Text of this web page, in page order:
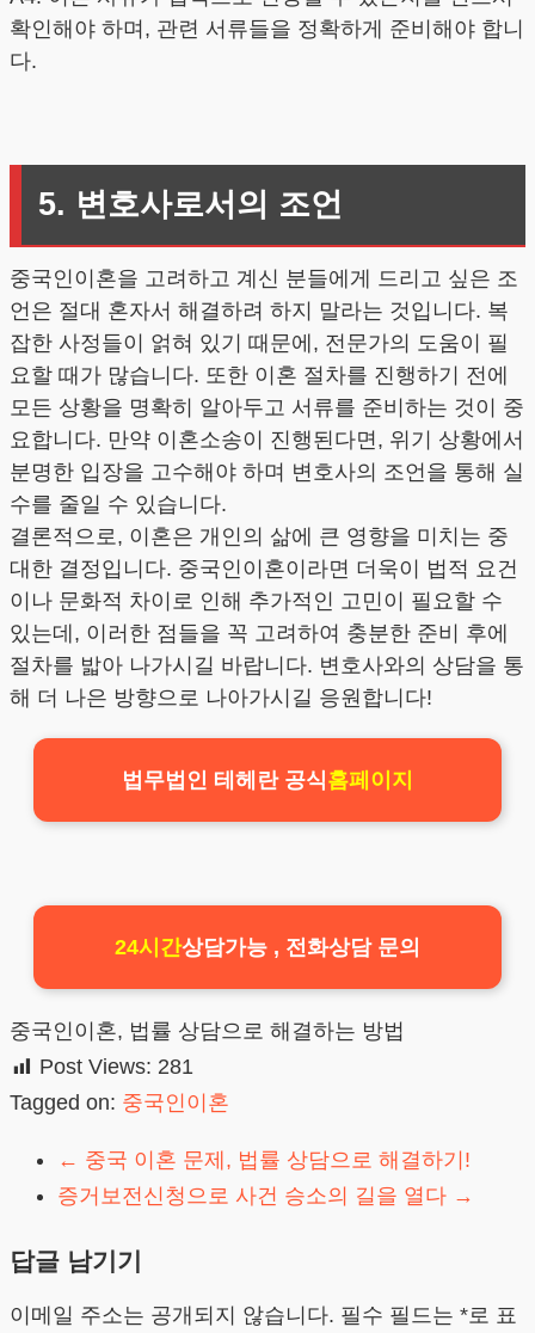
확인해야 하며, 관련 서류들을 정확하게 준비해야 합니
다.
5. 변호사로서의 조언
중국인이혼을 고려하고 계신 분들에게 드리고 싶은 조
언은 절대 혼자서 해결하려 하지 말라는 것입니다. 복
잡한 사정들이 얽혀 있기 때문에, 전문가의 도움이 필
요할 때가 많습니다. 또한 이혼 절차를 진행하기 전에
모든 상황을 명확히 알아두고 서류를 준비하는 것이 중
요합니다. 만약 이혼소송이 진행된다면, 위기 상황에서
분명한 입장을 고수해야 하며 변호사의 조언을 통해 실
수를 줄일 수 있습니다.
결론적으로, 이혼은 개인의 삶에 큰 영향을 미치는 중
대한 결정입니다. 중국인이혼이라면 더욱이 법적 요건
이나 문화적 차이로 인해 추가적인 고민이 필요할 수
있는데, 이러한 점들을 꼭 고려하여 충분한 준비 후에
절차를 밟아 나가시길 바랍니다. 변호사와의 상담을 통
해 더 나은 방향으로 나아가시길 응원합니다!
법무법인 테헤란 공식홈페이지
24시간상담가능 , 전화상담 문의
중국인이혼, 법률 상담으로 해결하는 방법
Post Views: 281
Tagged on: 중국인이혼
← 중국 이혼 문제, 법률 상담으로 해결하기!
증거보전신청으로 사건 승소의 길을 열다 →
답글 남기기
이메일 주소는 공개되지 않습니다. 필수 필드는 *로 표